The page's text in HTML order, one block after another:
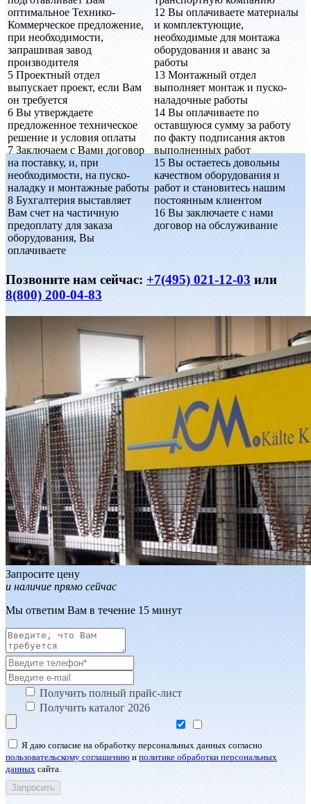
оптимальное Технико-
Коммерческое предложение,
при необходимости,
запрашивая завод
производителя
5 Проектный отдел
выпускает проект, если Вам
он требуется
6 Вы утверждаете
предложенное техническое
решение и условия оплаты
7 Заключаем с Вами договор
на поставку, и, при
необходимости, на пуско-
наладку и монтажные работы
8 Бухгалтерия выставляет
Вам счет на частичную
предоплату для заказа
оборудования, Вы
оплачиваете
12 Вы оплачиваете материалы
и комплектующие,
необходимые для монтажа
оборудования и аванс за
работы
13 Монтажный отдел
выполняет монтаж и пуско-
наладочные работы
14 Вы оплачиваете по
оставшуюся сумму за работу
по факту подписания актов
выполненных работ
15 Вы остаетесь довольны
качеством оборудования и
работ и становитесь нашим
постоянным клиентом
16 Вы заключаете с нами
договор на обслуживание
Позвоните нам сейчас: +7(495) 021-12-03 или
8(800) 200-04-83
Запросите цену
и наличие прямо сейчас
Мы ответим Вам в течение 15 минут
Получить полный прайс-лист
Получить каталог 2026
Я даю согласие на обработку персональных данных согласно
пользовательскому соглашению и политике обработки персональных
данных сайта.